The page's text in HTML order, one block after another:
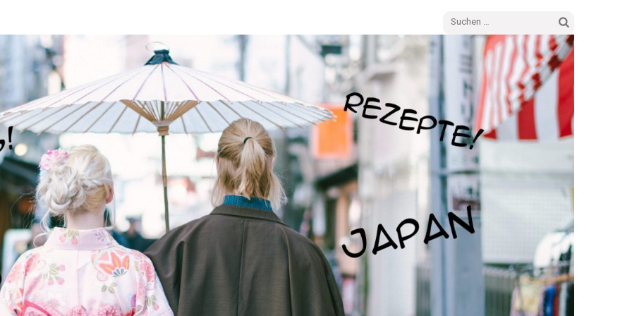
Suchen
nach: